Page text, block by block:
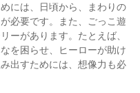
には、日頃から、まわりの
必要です。また、ごっこ遊
ーがあります。たとえば、
を困らせ、ヒーローが助け
出すためには、想像力も必